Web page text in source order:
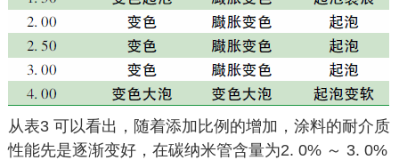
从表3 可以看出，随着添加比例的增加，涂料的耐介质
性能先是逐渐变好，在碳纳米管含量为2. 0% ～ 3. 0%